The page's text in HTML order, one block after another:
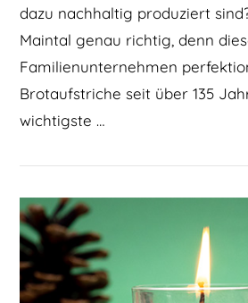
BEITRAG LESEN
dazu nachhaltig produziert
Maintal genau richtig, denn
Familienunternehmen
Brotaufstriche seit über 135
wichtigste …